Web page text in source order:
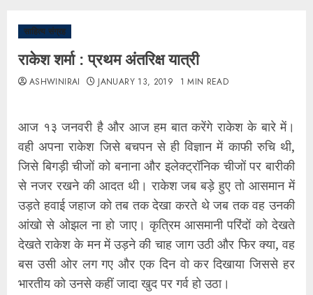
साहित्य संग्रह
राकेश शर्मा : प्रथम अंतरिक्ष यात्री
ASHWINIRAI JANUARY 13, 2019 1 MIN READ
आज १३ जनवरी है और आज हम बात करेंगे राकेश के बारे में।
वही अपना राकेश जिसे बचपन से ही विज्ञान में काफी रुचि थी,
जिसे बिगड़ी चीजों को बनाना और इलेक्ट्रॉनिक चीजों पर बारीकी
से नजर रखने की आदत थी। राकेश जब बड़े हुए तो आसमान में
उड़ते हवाई जहाज को तब तक देखा करते थे जब तक वह उनकी
आंखो से ओझल ना हो जाए। कृत्रिम आसमानी परिंदों को देखते
देखते राकेश के मन में उड़ने की चाह जाग उठी और फिर क्या, वह
बस उसी ओर लग गए और एक दिन वो कर दिखाया जिससे हर
भारतीय को उनसे कहीं जादा खुद पर गर्व हो उठा।